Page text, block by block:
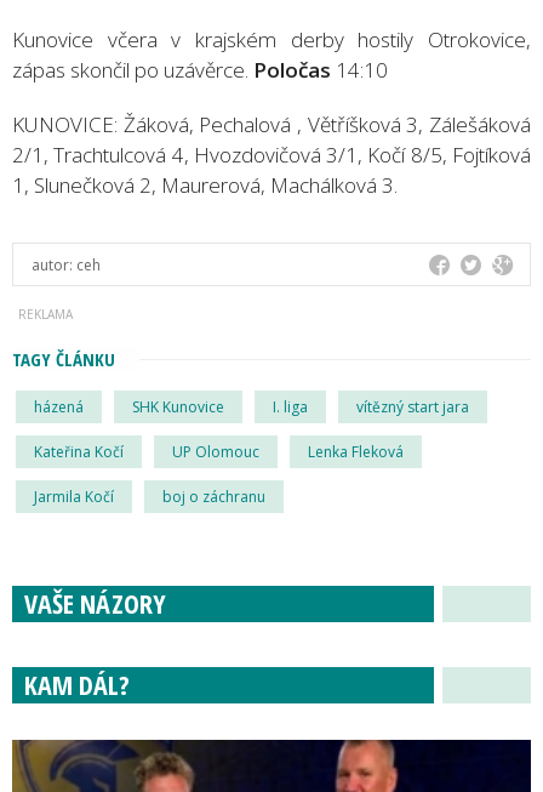
Kunovice včera v krajském derby hostily Otrokovice,
zápas skončil po uzávěrce. Poločas 14:10
KUNOVICE: Žáková, Pechalová , Větříšková 3, Zálešáková
2/1, Trachtulcová 4, Hvozdovičová 3/1, Kočí 8/5, Fojtíková
1, Slunečková 2, Maurerová, Machálková 3.
autor: ceh
TAGY ČLÁNKU
házená SHK Kunovice I. liga vítězný start jara
Kateřina Kočí UP Olomouc Lenka Fleková
Jarmila Kočí boj o záchranu
VAŠE NÁZORY
KAM DÁL?